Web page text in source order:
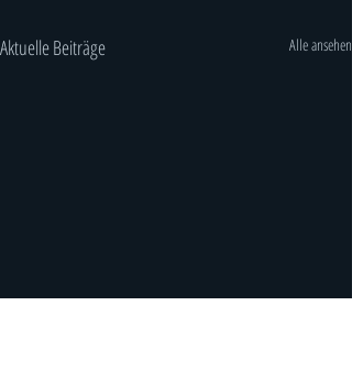
Aktuelle Beiträge Alle ansehen